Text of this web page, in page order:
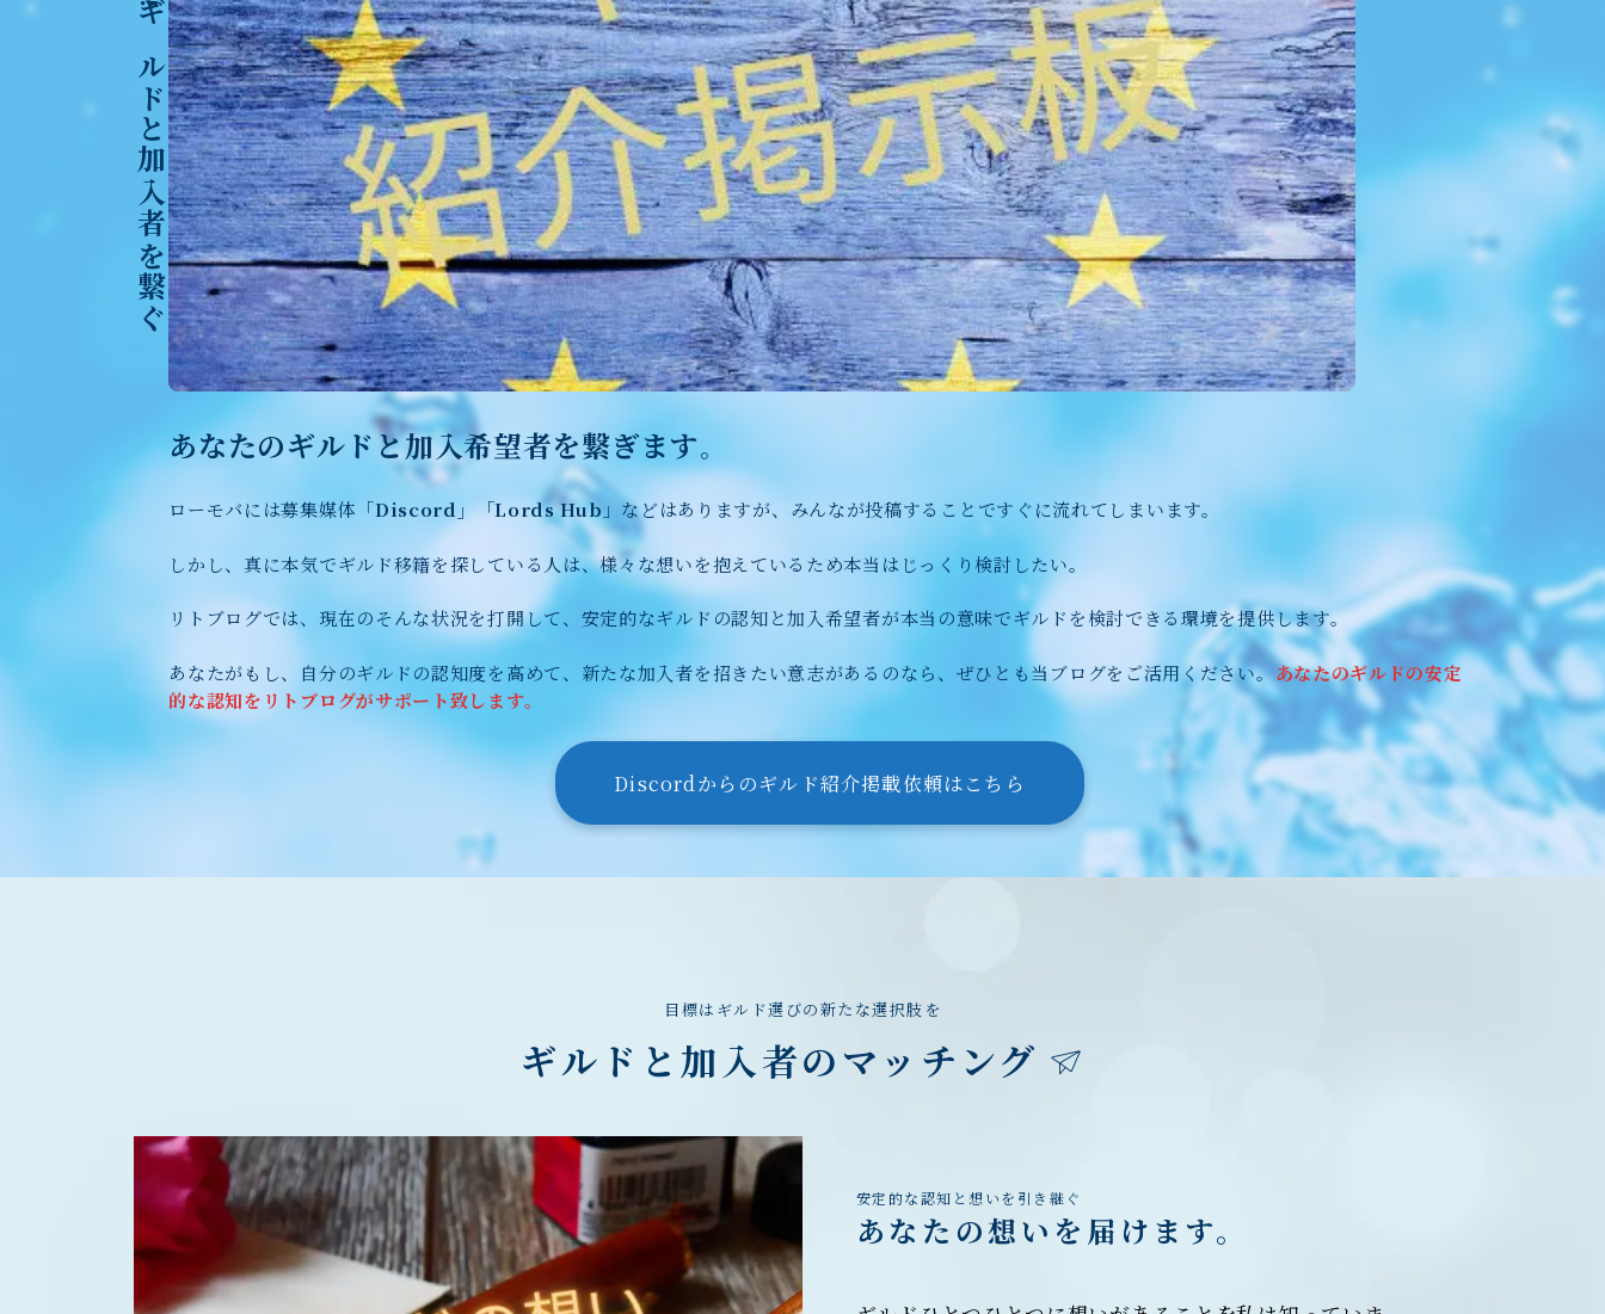
プライバシーポリシー
ギルドと加入者を繋ぐ
あなたのギルドと加入希望者を繋ぎます。
ローモバには募集媒体「Discord」「Lords Hub 」などはありますが、みんなが投稿することですぐに流れてしまいます。
しかし、真に本気でギルド移籍を探している人は、様々な想いを抱えているため本当はじっくり検討したい。
リトブログでは、現在のそんな状況を打開して、安定的なギルドの認知と加入希望者が本当の意味でギルドを検討できる環境を提供します。
あなたがもし、自分のギルドの認知度を高めて、新たな加入者を招きたい意志があるのなら、ぜひとも当ブログをご活用ください。あなたのギルドの安定
的な認知をリトブログがサポート致します。
Discordからのギルド紹介掲載依頼はこちら
目標はギルド選びの新たな選択肢を
ギルドと加入者のマッチング
安定的な認知と想いを引き継ぐ
あなたの想いを届けます。